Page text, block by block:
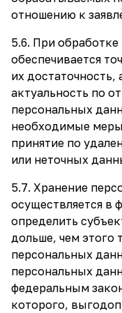
отношению к
5.6. При
обеспечивается
их достаточность,
актуальность по
персональных
необходимые
принятие по
или неточных
5.7. Хранение
осуществляется в
определить
дольше, чем этого
персональных
персональных
федеральным
которого,